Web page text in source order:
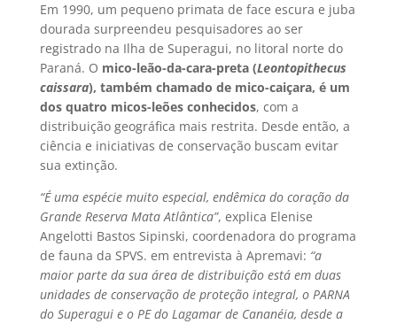
Em 1990, um pequeno primata de face escura e juba
dourada surpreendeu pesquisadores ao ser
registrado na Ilha de Superagui, no litoral norte do
Paraná. O mico-leão-da-cara-preta (Leontopithecus
caissara), também chamado de mico-caiçara, é um
dos quatro micos-leões conhecidos, com a
distribuição geográfica mais restrita. Desde então, a
ciência e iniciativas de conservação buscam evitar
sua extinção.
“É uma espécie muito especial, endêmica do coração da
Grande Reserva Mata Atlântica”, explica Elenise
Angelotti Bastos Sipinski, coordenadora do programa
de fauna da SPVS. em entrevista à Apremavi: “a
maior parte da sua área de distribuição está em duas
unidades de conservação de proteção integral, o PARNA
do Superagui e o PE do Lagamar de Cananéia, desde a